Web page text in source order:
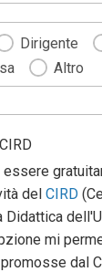
Dirigente
Altro
essere
delCIRD
Didattica
mi
dal